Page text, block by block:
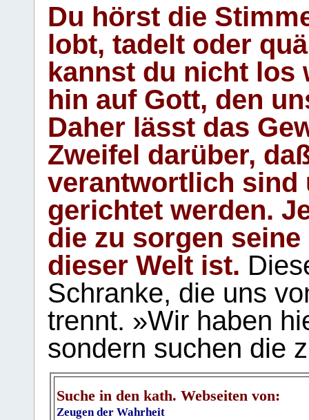
Du hörst die
lobt, tadelt oder
kannst du nicht los
hin auf Gott, den
Daher lässt das
Zweifel darüber,
verantwortlich sind
gerichtet werden.
die zu sorgen
dieser Welt ist.
Schranke, die uns
trennt. »Wir haben
sondern suchen die
Suche in den kath. Webseiten von:
Zeugen der Wahrheit